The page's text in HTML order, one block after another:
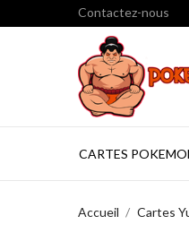
Contactez-nous
CARTES
Accueil Cartes